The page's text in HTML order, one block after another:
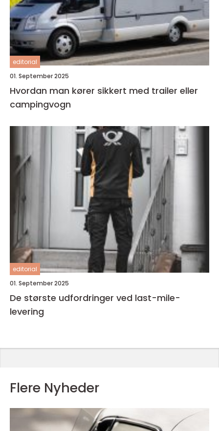
editorial
01. September 2025
Hvordan man kører sikkert med trailer eller
campingvogn
editorial
01. September 2025
De største udfordringer ved last-mile-
levering
Flere Nyheder